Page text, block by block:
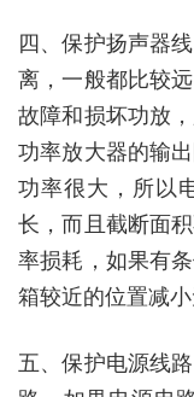
四、保护扬声器
离，一般都比较
故障和损坏功放
功率放大器的输
功率很大，所以
长，而且截断面
率损耗，如果有
箱较近的位置减小
五、保护电源线